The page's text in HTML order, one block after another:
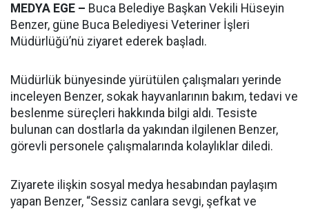
MEDYA EGE – Buca Belediye Başkan Vekili Hüseyin
Benzer, güne Buca Belediyesi Veteriner İşleri
Müdürlüğü’nü ziyaret ederek başladı.
Müdürlük bünyesinde yürütülen çalışmaları yerinde
inceleyen Benzer, sokak hayvanlarının bakım, tedavi ve
beslenme süreçleri hakkında bilgi aldı. Tesiste
bulunan can dostlarla da yakından ilgilenen Benzer,
görevli personele çalışmalarında kolaylıklar diledi.
Ziyarete ilişkin sosyal medya hesabından paylaşım
yapan Benzer, “Sessiz canlara sevgi, şefkat ve